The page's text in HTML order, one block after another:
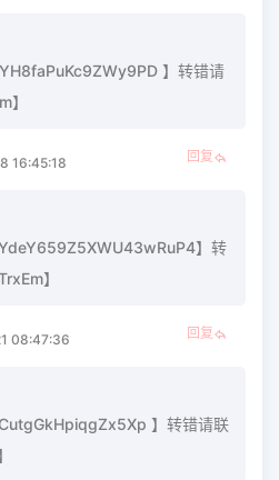
】转错请
】
16:45:18 回复
】转
】
08:47:36 回复
】转错请联